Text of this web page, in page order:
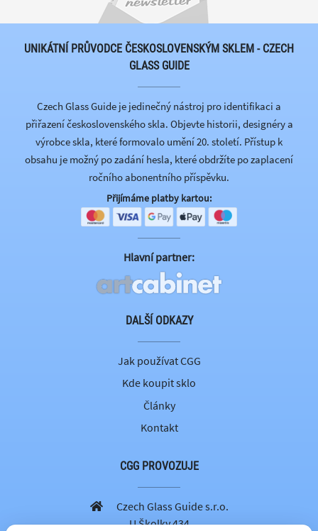
UNIKÁTNÍ PRŮVODCE ČESKOSLOVENSKÝM SKLEM - CZECH
GLASS GUIDE
Czech Glass Guide je jedinečný nástroj pro identifikaci a
přiřazení československého skla. Objevte historii, designéry a
výrobce skla, které formovalo umění 20. století. Přístup k
obsahu je možný po zadání hesla, které obdržíte po zaplacení
ročního abonentního příspěvku.
Přijímáme platby kartou:
Hlavní partner:
DALŠÍ ODKAZY
Jak používat CGG
Kde koupit sklo
Články
Kontakt
CGG PROVOZUJE
Czech Glass Guide s.r.o.
U Školky 434